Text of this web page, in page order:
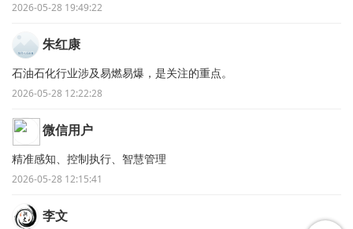
2026-05-28 19:49:22
朱红康
石油石化行业涉及易燃易爆，是关注的重点。
2026-05-28 12:22:28
微信用户
精准感知、控制执行、智慧管理
2026-05-28 12:15:41
李文